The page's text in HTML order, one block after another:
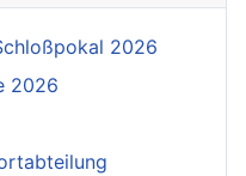
2026
2026